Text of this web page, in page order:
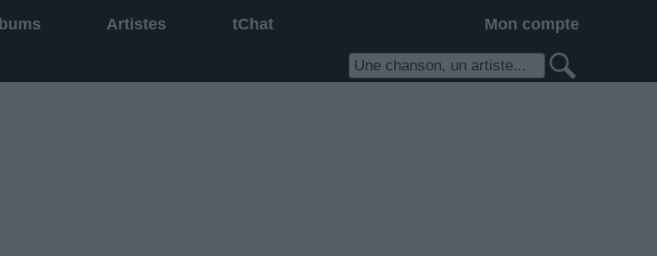
Artistes tChat Mon compte